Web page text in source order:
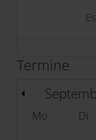
Termine
Mo Di